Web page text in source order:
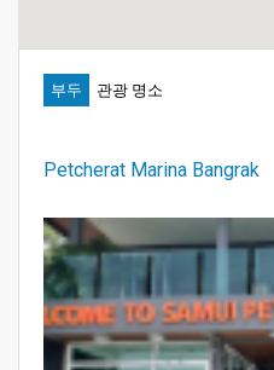
부두 관광 명소
Petcherat Marina Bangrak